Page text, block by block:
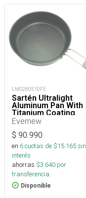
LMO280510FE
Sartén Ultralight
Aluminum Pan With
Titanium Coating
Evernew
$ 90.990
en 6cuotas de $15.165sin
interés
ahorras $3.640 por
transferencia.
Disponible